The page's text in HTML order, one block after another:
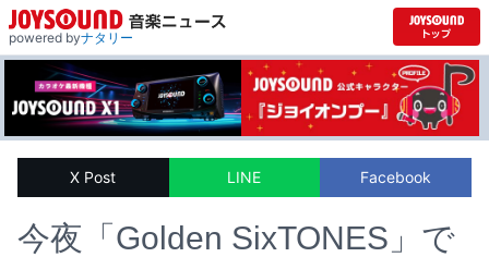
powered byナタリー
X Post LINE Facebook
今夜「Golden SixTONES」で